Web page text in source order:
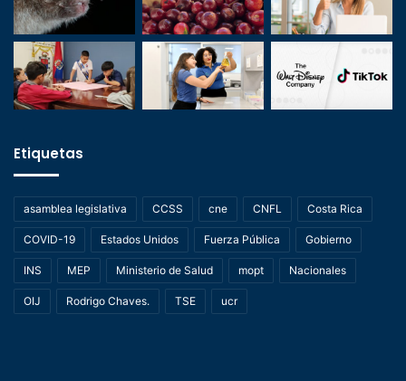
Etiquetas
asamblea legislativa CCSS cne CNFL Costa Rica
COVID-19 Estados Unidos Fuerza Pública Gobierno
INS MEP Ministerio de Salud mopt Nacionales
OIJ Rodrigo Chaves. TSE ucr